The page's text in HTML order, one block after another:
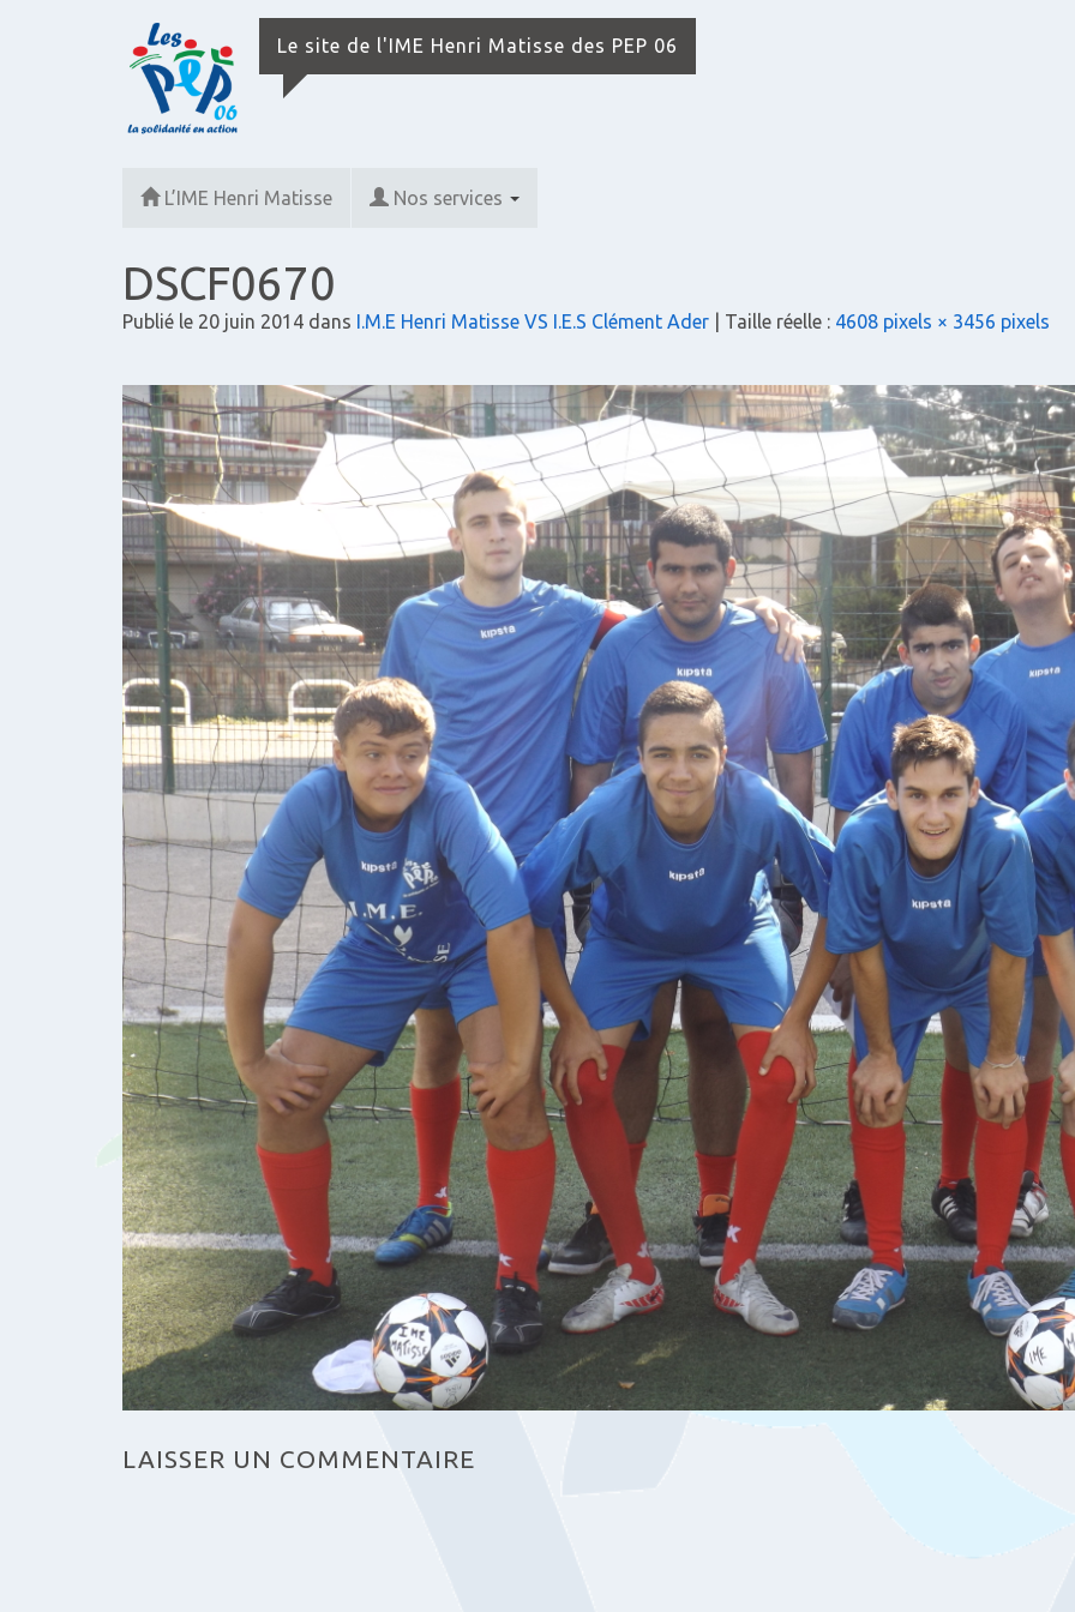
Le site de l'IME Henri Matisse des PEP 06
L’IME Henri Matisse Nos services
DSCF0670
Publié le 20 juin 2014 dans I.M.E Henri Matisse VS I.E.S Clément Ader | Taille réelle : 4608 pixels × 3456 pixels
LAISSER UN COMMENTAIRE